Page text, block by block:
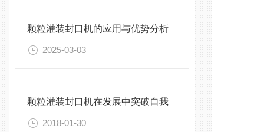
颗粒灌装封口机的应用与优势分析
2025-03-03
颗粒灌装封口机在发展中突破自我
2018-01-30